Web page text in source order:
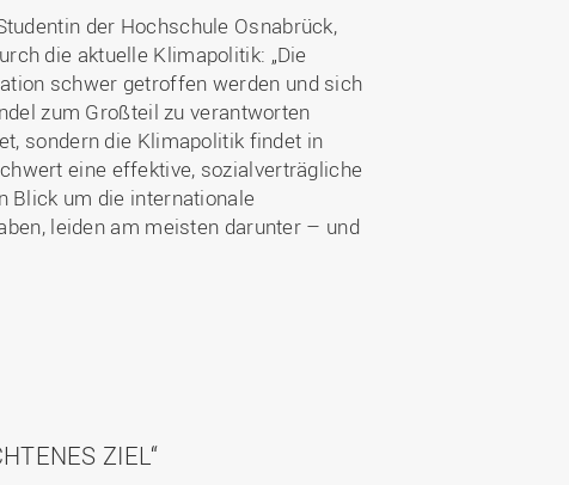
der Hochschule Osnabrück,
die aktuelle Klimapolitik: „Die
schwer getroffen werden und sich
zum Großteil zu verantworten
sondern die Klimapolitik findet in
eine effektive, sozialverträgliche
Blick um die internationale
leiden am meisten darunter – und
ZIEL“